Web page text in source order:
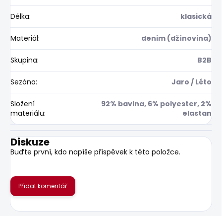
Délka: klasická
Materiál: denim (džínovina)
Skupina: B2B
Sezóna: Jaro / Léto
Složení
materiálu:
92% bavlna, 6% polyester, 2%
elastan
Diskuze
Buďte první, kdo napíše příspěvek k této položce.
Přidat komentář